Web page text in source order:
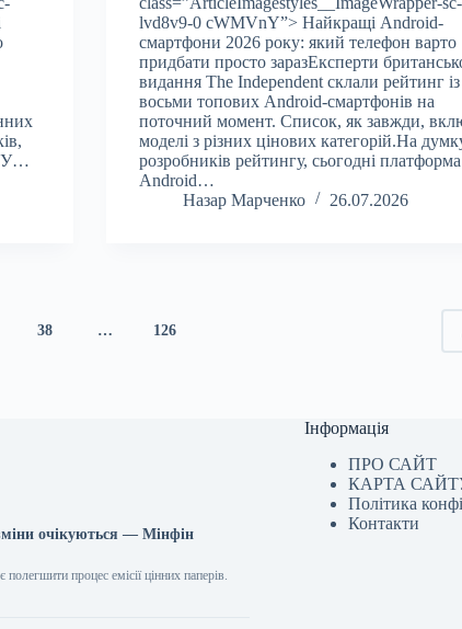
У…
lvd8v9-0 cWMVnY”> Найкращі Android-
смартфони 2026 року: який телефон варто
придбати просто заразЕксперти
видання The Independent склали рейтинг із
восьми топових Android-смартфонів на
поточний момент. Список, як завжди,
моделі з різних цінових категорій.На
розробників рейтингу, сьогодні платформа
Android…
Назар Марченко
26.07.2026
38 … 126
очікуються — Мінфін
процес емісії цінних паперів.
Інформація
ПРО САЙТ
КАРТА
Політика
Контакти